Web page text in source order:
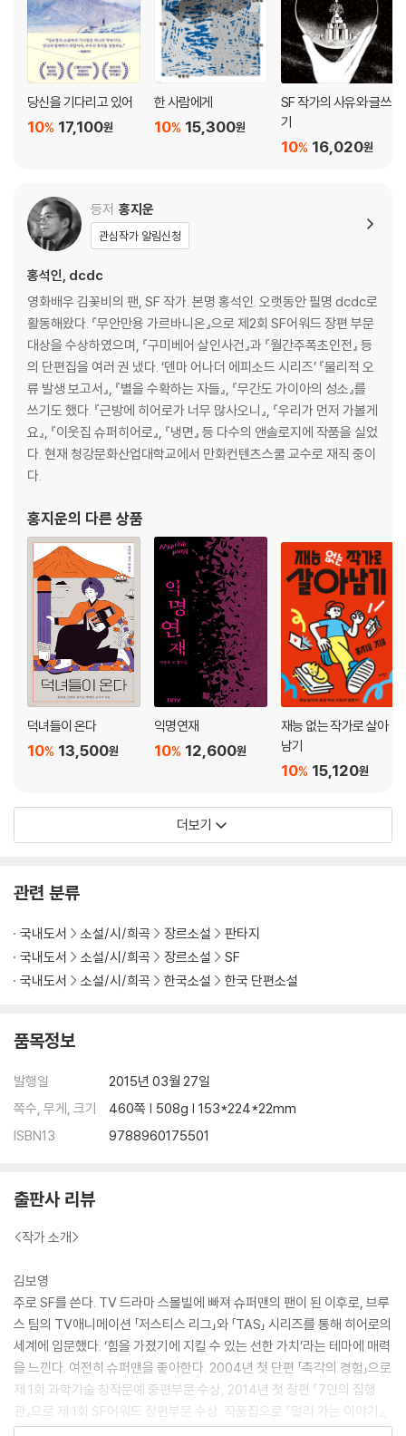
당신을 기다리고 있어
17,100원
10%
한 사람에게
15,300원
10%
SF 작가의 사유와 글쓰
기
16,020원
10%
등저 홍지운
관심작가 알림신청
홍석인, dcdc
영화배우 김꽃비의 팬, SF 작가. 본명 홍석인. 오랫동안 필명 dcdc로
활동해왔다. 『무안만용 가르바니온』으로 제2회 SF어워드 장편 부문
대상을 수상하였으며, 『구미베어 살인사건』과 『월간주폭초인전』 등
의 단편집을 여러 권 냈다. ‘덴마 어나더 에피소드 시리즈’ 『물리적 오
류 발생 보고서』, 『별을 수확하는 자들』, 『무간도 가이아의 성소』를
쓰기도 했다. 『근방에 히어로가 너무 많사오니』, 『우리가 먼저 가볼게
요』, 『이웃집 슈퍼히어로』, 『냉면』 등 다수의 앤솔로지에 작품을 실었
다. 현재 청강문화산업대학교에서 만화컨텐츠스쿨 교수로 재직 중이
다.
홍지운의 다른 상품
덕녀들이 온다
13,500원
10%
익명연재
12,600원
10%
재능 없는 작가로 살아
남기
15,120원
10%
더보기
관련 분류
국내도서 소설/시/희곡 장르소설
판타지
국내도서
소설/시/희곡 장르소설
SF
국내도서
소설/시/희곡 한국소설 한국 단편소설
품목정보
발행일
2015년 03월 27일
쪽수, 무게, 크기
460쪽 | 508g | 153*224*22mm
ISBN13
9788960175501
출판사 리뷰
<작가 소개>
김보영
주로 SF를 쓴다. TV 드라마 스몰빌에 빠져 슈퍼맨의 팬이 된 이후로, 브루
스 팀의 TV애니메이션 「저스티스 리그」와 「TAS」 시리즈를 통해 히어로의
세계에 입문했다. ‘힘을 가졌기에 지킬 수 있는 선한 가치’라는 테마에 매력
을 느낀다. 여전히 슈퍼맨을 좋아한다. 2004년 첫 단편 「촉각의 경험」으로
제 1회 과학기술 창작문예 중편부문 수상, 2014년 첫 장편 『7인의 집행
관』으로 제 1회 SF어워드 장편부문 수상. 작품집으로 『멀리 가는 이야기』,